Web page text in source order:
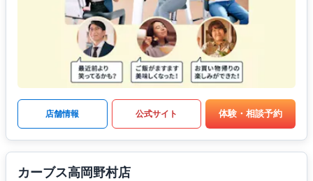
店舗情報 公式サイト 体験・相談予約
カーブス高岡野村店